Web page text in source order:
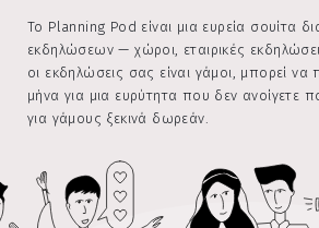
Το Planning Pod είναι μια ευρεία σουίτα
εκδηλώσεων — χώροι, εταιρικές
οι εκδηλώσεις σας είναι γάμοι, μπορεί να
μήνα για μια ευρύτητα που δεν ανοίγετε
για γάμους ξεκινά δωρεάν.